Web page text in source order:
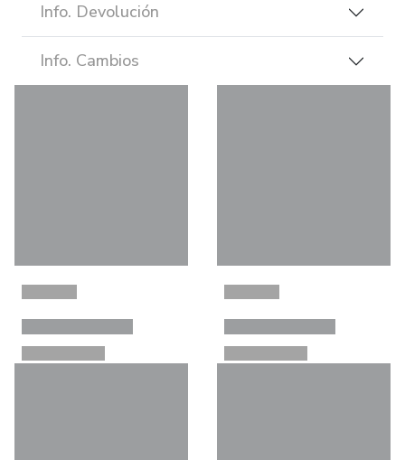
Info. Devolución
Info. Cambios